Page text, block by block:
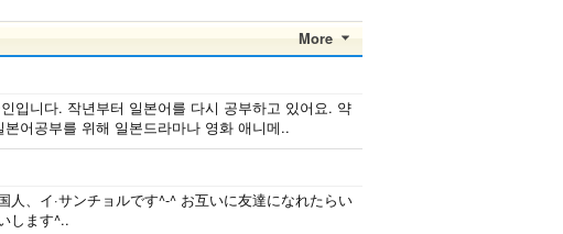
達を作り
間がある時は釣りに
釣りスポットを探し
たり、ノリのいい
音..
た。 日本語を少し
ずつ勉強しているの
いです。 もちろ
ん、私も韓国文化や
韓国..
More
입니다. 작년부터 일본어를 다시 공부하고 있어요. 약
어공부를 위해 일본드라마나 영화 애니메..
人、イ·サンチョルです^-^ お互いに友達になれたらい
します^..